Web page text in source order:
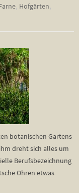
, Hofgärten,
botanischen Gartens
dreht sich alles um
Berufsbezeichnung
Ohren etwas